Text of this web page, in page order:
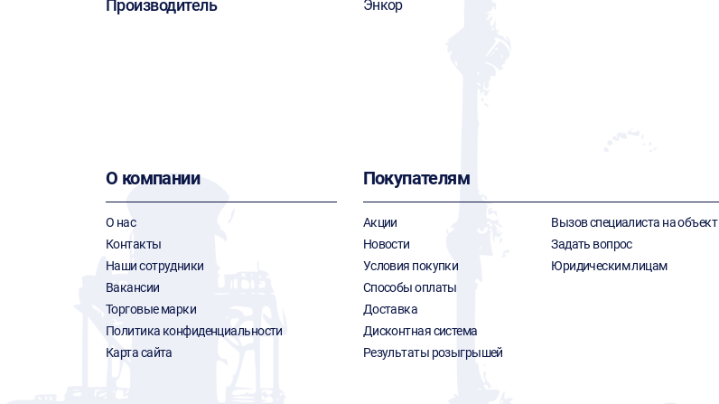
Производитель Энкор
О компании
О нас
Контакты
Наши сотрудники
Вакансии
Торговые марки
Политика конфиденциальности
Карта сайта
Покупателям
Акции
Новости
Условия покупки
Способы оплаты
Доставка
Дисконтная система
Результаты розыгрышей
Вызов специалиста на объект
Задать вопрос
Юридическим лицам